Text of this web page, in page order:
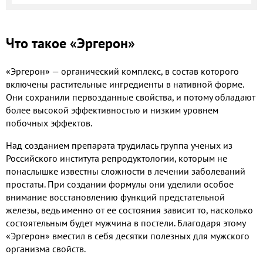
Что такое «Эргерон»
«Эргерон» — органический комплекс, в состав которого
включены растительные ингредиенты в нативной форме.
Они сохранили первозданные свойства, и потому обладают
более высокой эффективностью и низким уровнем
побочных эффектов.
Над созданием препарата трудилась группа ученых из
Российского института репродуктологии, которым не
понаслышке известны сложности в лечении заболеваний
простаты. При создании формулы они уделили особое
внимание восстановлению функций предстательной
железы, ведь именно от ее состояния зависит то, насколько
состоятельным будет мужчина в постели. Благодаря этому
«Эргерон» вместил в себя десятки полезных для мужского
организма свойств.